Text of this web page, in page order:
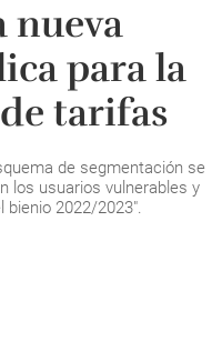
nueva
para la
tarifas
de segmentación se
los usuarios vulnerables y
bienio 2022/2023".